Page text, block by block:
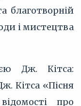
благотворній
і мистецтва
Дж. Кітса:
Кітса «Пісня
про